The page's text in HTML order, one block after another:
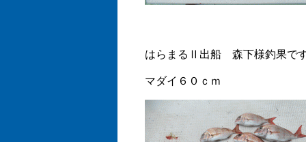
はらまるⅡ出船 森下様釣果で
マダイ６０ｃｍ